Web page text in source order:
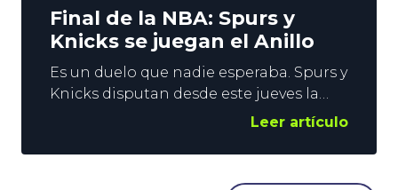
Final de la NBA: Spurs y
Knicks se juegan el Anillo
Es un duelo que nadie esperaba. Spurs y
Knicks disputan desde este jueves la
Final de la NBA. Los neoyorquinos
años, mientras que el conjunto de San
Leer artículo